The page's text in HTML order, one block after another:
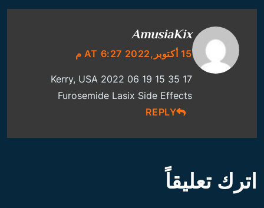
AmusiaKix
15 أكتوبر,2022 AT 6:27 م
Kerry, USA 2022 06 19 15 35 17
Furosemide Lasix Side Effects
REPLY
اترك تعليقاً